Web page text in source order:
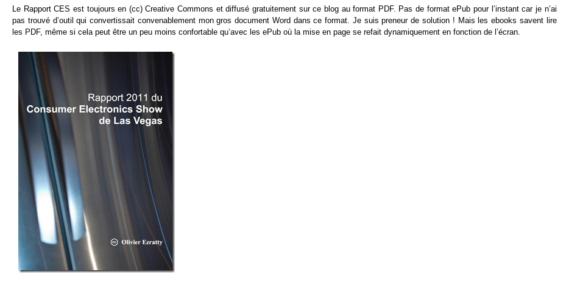
Le Rapport CES est toujours en (cc) Creative Commons et diffusé gratuitement sur ce blog au format PDF. Pas de format ePub pour l’instant car je n’ai
pas trouvé d’outil qui convertissait convenablement mon gros document Word dans ce format. Je suis preneur de solution ! Mais les ebooks savent lire
les PDF, même si cela peut être un peu moins confortable qu’avec les ePub où la mise en page se refait dynamiquement en fonction de l’écran.